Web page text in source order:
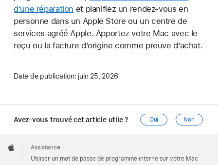
d’une réparation et planifiez un rendez-vous en
personne dans un Apple Store ou un centre de
services agréé Apple. Apportez votre Mac avec le
reçu ou la facture d’origine comme preuve d’achat.
Date de publication: juin 25, 2026
Avez-vous trouvé cet article utile ? Oui Non
Footer

Apple
Assistance
Utiliser un mot de passe de programme interne sur votre Mac